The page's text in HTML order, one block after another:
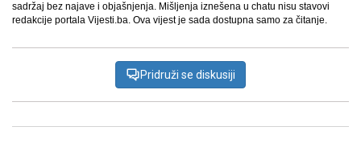
sadržaj bez najave i objašnjenja. Mišljenja iznešena u chatu nisu stavovi
redakcije portala Vijesti.ba. Ova vijest je sada dostupna samo za čitanje.
Pridruži se diskusiji